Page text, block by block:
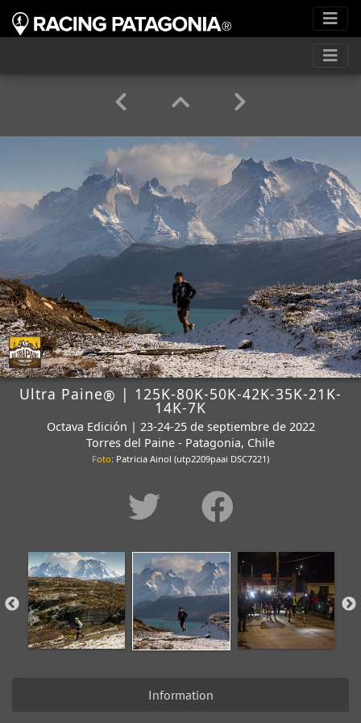
Ultra Paine® | 125K-80K-50K-42K-35K-21K-
14K-7K
Octava Edición | 23-24-25 de septiembre de 2022
Torres del Paine - Patagonia, Chile
Foto: Patricia Ainol (utp2209paai DSC7221)
Information